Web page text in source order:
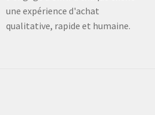
une expérience d'achat
qualitative, rapide et humaine.